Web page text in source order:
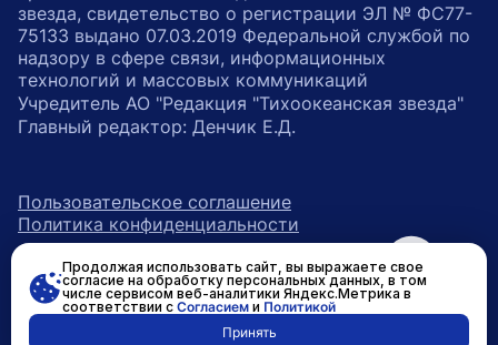
звезда, свидетельство о регистрации ЭЛ № ФС77-
75133 выдано 07.03.2019 Федеральной службой по
надзору в сфере связи, информационных
технологий и массовых коммуникаций
Учредитель АО "Редакция "Тихоокеанская звезда"
Главный редактор: Денчик Е.Д.
Пользовательское соглашение
Политика конфиденциальности
ссылка на главную
возрастное ограничение 16+
ссылка на страницу в Вконтакте
ссылка на страницу в
ссылка на канал в
Продолжая использовать сайт, вы выражаете свое
согласие на обработку персональных данных, в том
числе сервисом веб-аналитики Яндекс.Метрика в
соответствии с Согласиеми Политикой
Принять